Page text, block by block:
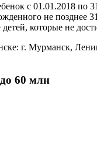
с 01.01.2018 по
не позднее
которые не
г. Мурманск,
60 млн